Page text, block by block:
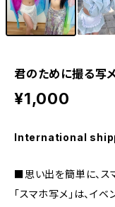
君のために撮る写
¥1,000
International
■思い出を簡単に、ス
「スマホ写メ」は、イ